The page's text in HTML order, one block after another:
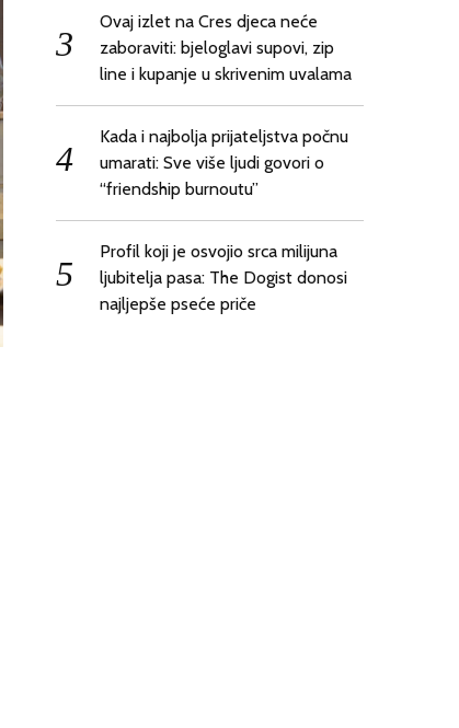
Ovaj izlet na Cres djeca neće
zaboraviti: bjeloglavi supovi, zip
line i kupanje u skrivenim uvalama
Kada i najbolja prijateljstva počnu
umarati: Sve više ljudi govori o
“friendship burnoutu”
Profil koji je osvojio srca milijuna
ljubitelja pasa: The Dogist donosi
najljepše pseće priče